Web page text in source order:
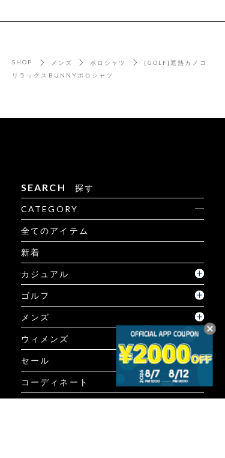
SHOP メンズ ポロシャツ
[GOLF]遮熱カノコ
リラックスBUNNYポロシャツ
SEARCH 探す
CATEGORY
全てのアイテム
新着
カジュアル
ゴルフ
メンズ
ウィメンズ
セール
コーディネート